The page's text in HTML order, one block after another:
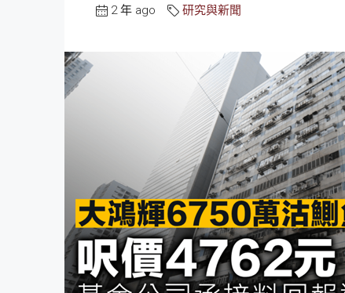
2 年 ago 研究與新聞